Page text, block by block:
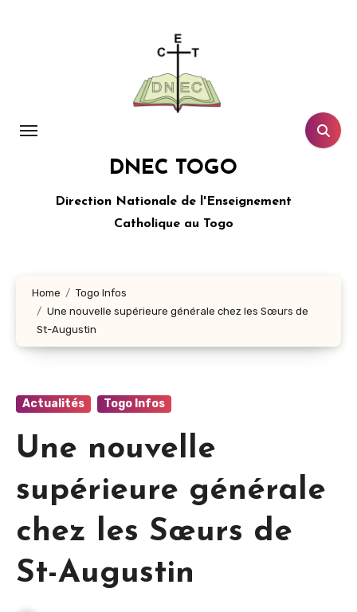
DNEC TOGO
Direction Nationale de l'Enseignement
Catholique au Togo
Home
Togo Infos
Une nouvelle supérieure générale chez les Sœurs de
St-Augustin
Actualités Togo Infos
Une nouvelle
supérieure générale
chez les Sœurs de
St-Augustin